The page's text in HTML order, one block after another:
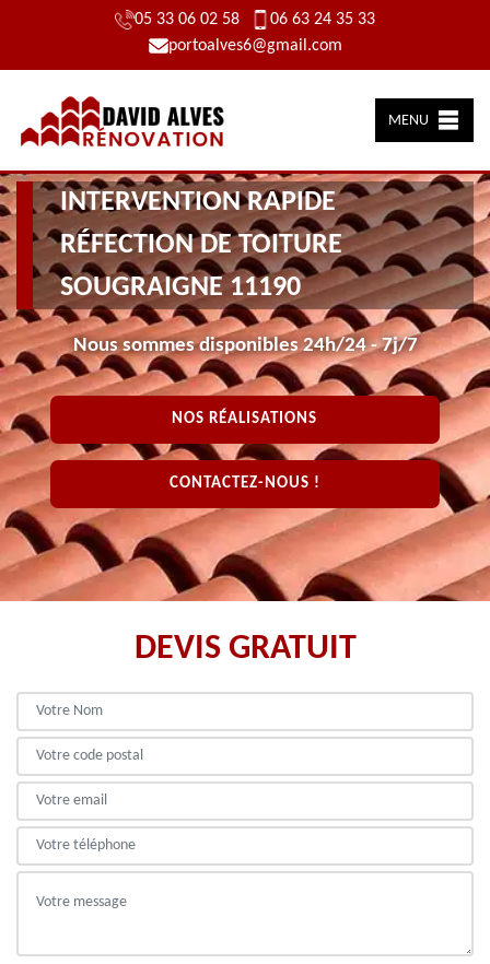
05 33 06 02 58
06 63 24 35 33
portoalves6@gmail.com
MENU
INTERVENTION RAPIDE
RÉFECTION DE TOITURE
SOUGRAIGNE 11190
Nous sommes disponibles 24h/24 - 7j/7
NOS RÉALISATIONS
CONTACTEZ-NOUS !
DEVIS GRATUIT